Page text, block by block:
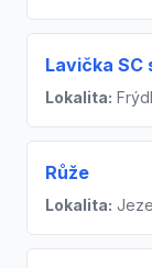
Lavička SC
Lokalita:
Růže
Lokalita: